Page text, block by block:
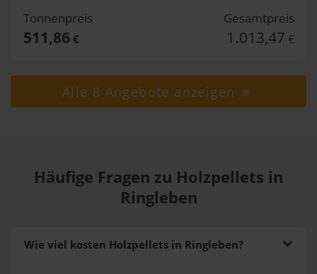
Tonnenpreis
511,86 €
Gesamtpreis
1.013,47 €
Alle 8 Angebote anzeigen
Häufige Fragen zu Holzpellets in
Ringleben
Wie viel kosten Holzpellets in Ringleben?